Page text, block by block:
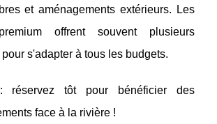
et aménagements extérieurs. Les
offrent souvent plusieurs
s'adapter à tous les budgets.
réservez tôt pour bénéficier des
face à la rivière !